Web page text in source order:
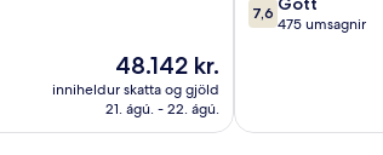
Verðið
er
48.142 kr.
48.142 kr.
inniheldur skatta og gjöld
21. ágú. - 22. ágú.
af
7,6
475 umsagnir